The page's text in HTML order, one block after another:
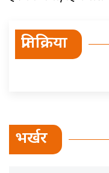
प्रतिक्रिया
भर्खर